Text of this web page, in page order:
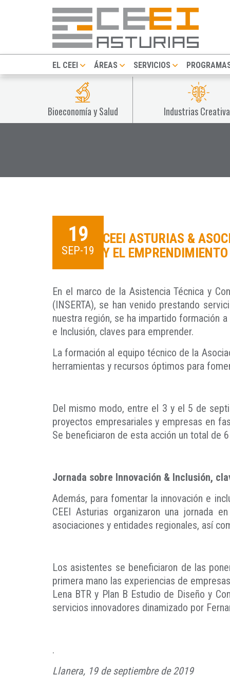
EL CEEI ÁREAS SERVICIOS
Bioeconomía y Salud Industrias
19
SEP-19
CEEI ASTURIAS &
Y EL
En el marco de la Asistencia Técnica y
(INSERTA), se han venido prestando
nuestra región, se ha impartido formación
e Inclusión, claves para emprender.
La formación al equipo técnico de la
herramientas y recursos óptimos para
Del mismo modo, entre el 3 y el 5 de
proyectos empresariales y empresas en
Se beneficiaron de esta acción un total de
Jornada sobre Innovación & Inclusión,
Además, para fomentar la innovación e
CEEI Asturias organizaron una jornada
asociaciones y entidades regionales, así
Los asistentes se beneficiaron de las
primera mano las experiencias de
Lena BTR y Plan B Estudio de Diseño y
servicios innovadores dinamizado por
.
Llanera, 19 de septiembre de 2019